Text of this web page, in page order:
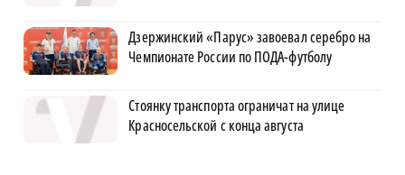
Дзержинский «Парус» завоевал серебро на
Чемпионате России по ПОДА-футболу
Стоянку транспорта ограничат на улице
Красносельской с конца августа